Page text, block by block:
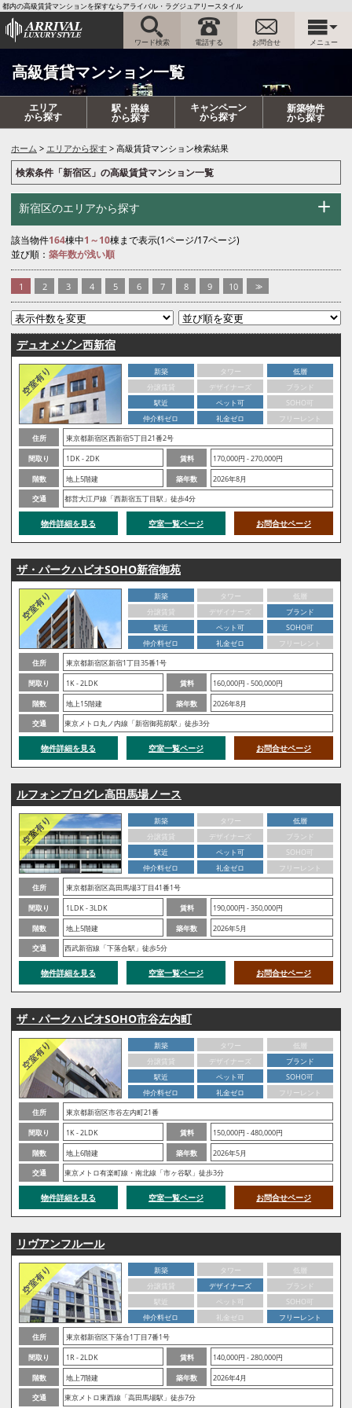
都内の高級賃貸マンションを探すならアライバル・ラグジュアリースタイル
ワード検索 電話する お問合せ メニュー
高級賃貸マンション一覧
エリア
から探す
駅・路線
から探す
キャンペーン
から探す
新築物件
から探す
ホーム エリアから探す 高級賃貸マンション検索結果
検索条件「新宿区」の高級賃貸マンション一覧
新宿区のエリアから探す
該当物件164棟中1～10棟まで表示(1ページ/17ページ)
並び順： 築年数が浅い順
1 2 3 4 5 6 7 8 9 10 >>
デュオメゾン西新宿
新築 タワー
低層
分譲賃貸
デザイナーズ
ブランド
駅近
ペット可
SOHO可
仲介料ゼロ
礼金ゼロ
フリーレント
住所
東京都新宿区西新宿5丁目21番2号
間取り
1DK - 2DK 賃料
170,000円 - 270,000円
階数
地上5階建 築年数
2026年8月
交通
都営大江戸線「西新宿五丁目駅」徒歩4分
物件詳細を見る 空室一覧ページ お問合せページ
ザ・パークハビオSOHO新宿御苑
新築 タワー
低層
分譲賃貸
デザイナーズ
ブランド
駅近
ペット可
SOHO可
仲介料ゼロ
礼金ゼロ
フリーレント
住所
東京都新宿区新宿1丁目35番1号
間取り
1K - 2LDK 賃料
160,000円 - 500,000円
階数
地上15階建 築年数
2026年8月
交通
東京メトロ丸ノ内線「新宿御苑前駅」徒歩3分
物件詳細を見る 空室一覧ページ お問合せページ
ルフォンプログレ高田馬場ノース
新築 タワー
低層
分譲賃貸
デザイナーズ
ブランド
駅近
ペット可
SOHO可
仲介料ゼロ
礼金ゼロ
フリーレント
住所
東京都新宿区高田馬場3丁目41番1号
間取り
1LDK - 3LDK 賃料
190,000円 - 350,000円
階数
地上5階建 築年数
2026年5月
交通
西武新宿線「下落合駅」徒歩5分
物件詳細を見る 空室一覧ページ お問合せページ
ザ・パークハビオSOHO市谷左内町
新築 タワー
低層
分譲賃貸
デザイナーズ
ブランド
駅近
ペット可
SOHO可
仲介料ゼロ
礼金ゼロ
フリーレント
住所
東京都新宿区市谷左内町21番
間取り
1K - 2LDK 賃料
150,000円 - 480,000円
階数
地上6階建 築年数
2026年5月
交通
東京メトロ有楽町線・南北線「市ヶ谷駅」徒歩3分
物件詳細を見る 空室一覧ページ お問合せページ
リヴアンフルール
新築 タワー
低層
分譲賃貸
デザイナーズ
ブランド
駅近
ペット可
SOHO可
仲介料ゼロ
礼金ゼロ
フリーレント
住所
東京都新宿区下落合1丁目7番1号
間取り
1R - 2LDK 賃料
140,000円 - 280,000円
階数
地上7階建 築年数
2026年4月
交通
東京メトロ東西線「高田馬場駅」徒歩7分